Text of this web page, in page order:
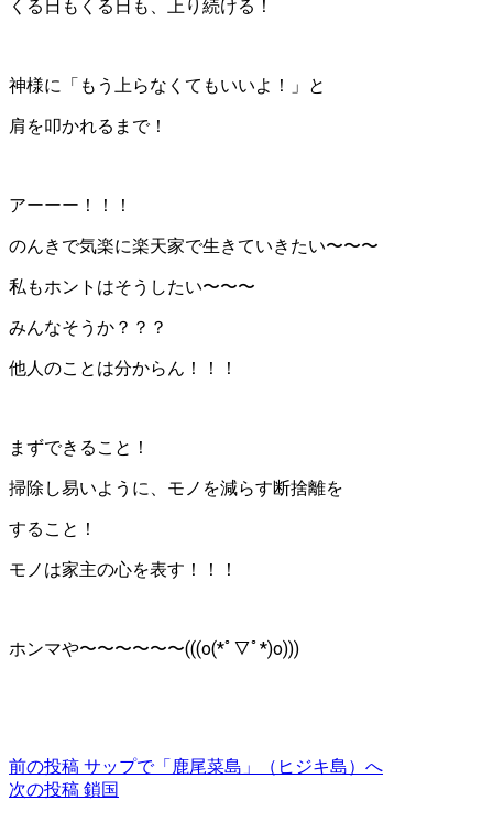
くる日もくる日も、上り続ける！
神様に「もう上らなくてもいいよ！」と
肩を叩かれるまで！
アーーー！！！
のんきで気楽に楽天家で生きていきたい〜〜〜
私もホントはそうしたい〜〜〜
みんなそうか？？？
他人のことは分からん！！！
まずできること！
掃除し易いように、モノを減らす断捨離を
すること！
モノは家主の心を表す！！！
ホンマや〜〜〜〜〜〜(((o(*ﾟ▽ﾟ*)o)))
投
前の投稿 サップで「鹿尾菜島」（ヒジキ島）へ
次の投稿 鎖国